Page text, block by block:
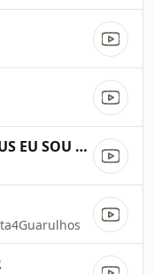
SOU CRENTE EM JESUS EU SOU FORTE PELA FE